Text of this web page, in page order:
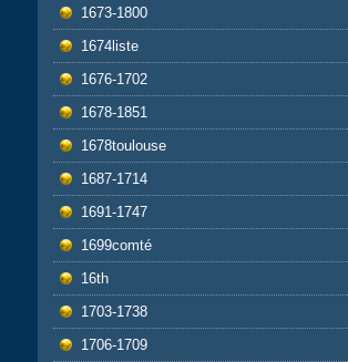
1673-1800
1674liste
1676-1702
1678-1851
1678toulouse
1687-1714
1691-1747
1699comté
16th
1703-1738
1706-1709